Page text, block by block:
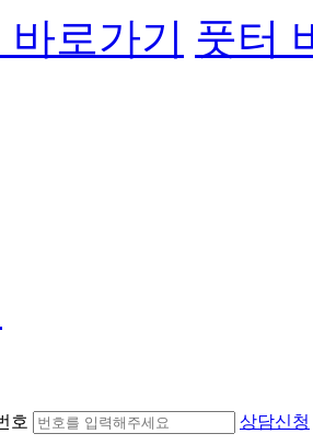
로가기 풋터
호 상담신청